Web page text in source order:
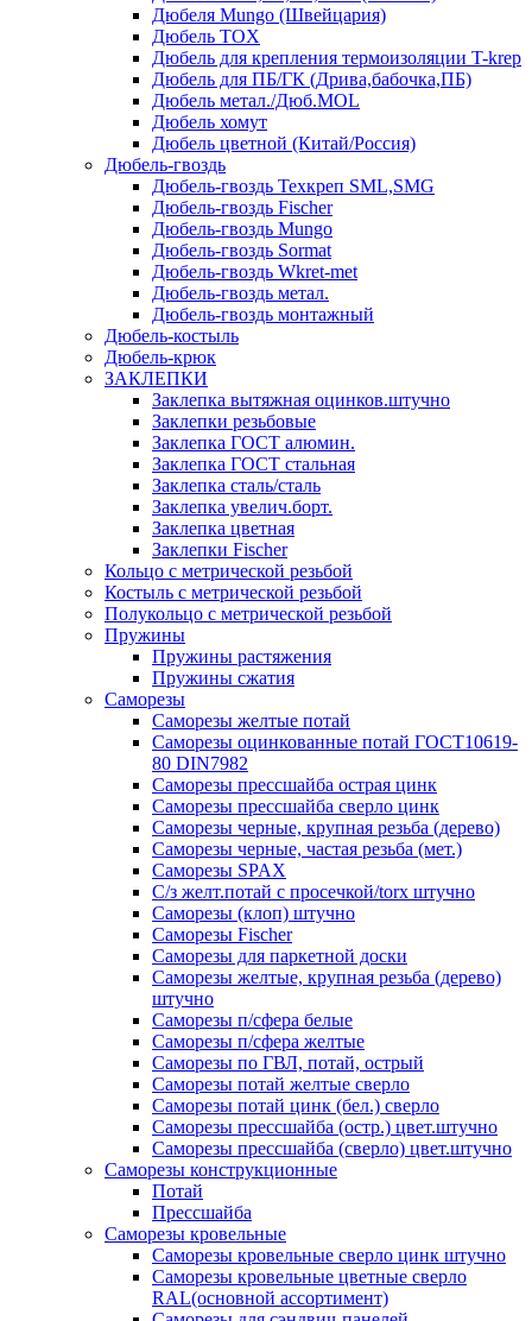
Дюбеля Mungo (Швейцария)
Дюбель TOX
Дюбель для крепления термоизоляции T-krep
Дюбель для ПБ/ГК (Дрива,бабочка,ПБ)
Дюбель метал./Дюб.MOL
Дюбель хомут
Дюбель цветной (Китай/Россия)
Дюбель-гвоздь
Дюбель-гвоздь Техкреп SML,SMG
Дюбель-гвоздь Fischer
Дюбель-гвоздь Mungo
Дюбель-гвоздь Sormat
Дюбель-гвоздь Wkret-met
Дюбель-гвоздь метал.
Дюбель-гвоздь монтажный
Дюбель-костыль
Дюбель-крюк
ЗАКЛЕПКИ
Заклепка вытяжная оцинков.штучно
Заклепки резьбовые
Заклепка ГОСТ алюмин.
Заклепка ГОСТ стальная
Заклепка сталь/сталь
Заклепка увелич.борт.
Заклепка цветная
Заклепки Fischer
Кольцо с метрической резьбой
Костыль с метрической резьбой
Полукольцо с метрической резьбой
Пружины
Пружины растяжения
Пружины сжатия
Саморезы
Саморезы желтые потай
Саморезы оцинкованные потай ГОСТ10619-
80 DIN7982
Саморезы прессшайба острая цинк
Саморезы прессшайба сверло цинк
Саморезы черные, крупная резьба (дерево)
Саморезы черные, частая резьба (мет.)
Cаморезы SPAX
С/з желт.потай с просечкой/torx штучно
Саморезы (клоп) штучно
Саморезы Fischer
Саморезы для паркетной доски
Саморезы желтые, крупная резьба (дерево)
штучно
Саморезы п/сфера белые
Саморезы п/сфера желтые
Саморезы по ГВЛ, потай, острый
Саморезы потай желтые сверло
Саморезы потай цинк (бел.) сверло
Саморезы прессшайба (остр.) цвет.штучно
Саморезы прессшайба (сверло) цвет.штучно
Саморезы конструкционные
Потай
Прессшайба
Саморезы кровельные
Саморезы кровельные сверло цинк штучно
Саморезы кровельные цветные сверло
RAL(основной ассортимент)